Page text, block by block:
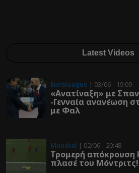
Latest Videos
Euroleague | 03/06 - 19:09
«Ανατίναξη» με
-Γενναία ανανέωση
με Φαλ
Mundial | 02/06 - 20:48
Τρομερή απόκρουση
πλασέ του